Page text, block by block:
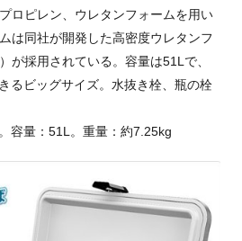
ロピレン、ウレタンフォームを用い
は同社が開発した高密度ウレタンフ
が採用されている。容量は51Lで、
るビッグサイズ。水抜き栓、瓶の栓
容量：51L。重量：約7.25kg